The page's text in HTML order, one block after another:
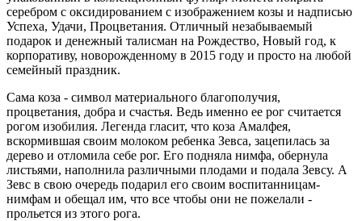
серебром с оксидированием с изображением козы и надписью
Успеха, Удачи, Процветания. Отличный незабываемый
подарок и денежный талисман на Рождество, Новый год, к
корпоративу, новорожденному в 2015 году и просто на любой
семейный праздник.
Сама коза - символ материального благополучия,
процветания, добра и счастья. Ведь именно ее рог считается
рогом изобилия. Легенда гласит, что коза Амалфея,
вскормившая своим молоком ребенка Зевса, зацепилась за
дерево и отломила себе рог. Его подняла нимфа, обернула
листьями, наполнила различными плодами и подала Зевсу. А
Зевс в свою очередь подарил его своим воспитанницам-
нимфам и обещал им, что все чтобы они не пожелали -
прольется из этого рога.